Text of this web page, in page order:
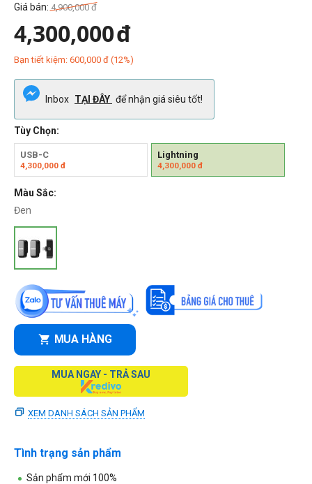
Giá bán: 4,900,000 đ
4,300,000đ
Bạn tiết kiệm: 600,000 đ (12%)
Inbox TẠI ĐÂY để nhận giá siêu tốt!
Tùy Chọn:
USB-C
4,300,000 đ
Lightning
4,300,000đ
Màu Sắc:
Đen
MUA HÀNG
MUA NGAY - TRẢ SAU
XEM DANH SÁCH SẢN PHẨM
Tình trạng sản phẩm
Sản phẩm mới 100%